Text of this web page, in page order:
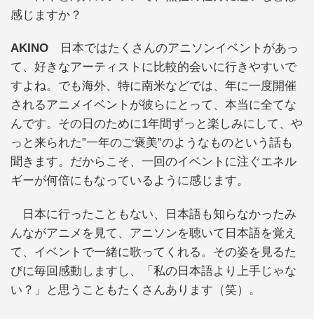
感じますか？
AKINO 日本ではたくさんのアニソンイベントがあっ
て、好きなアーティストに比較的会いに行きやすいで
すよね。でも海外、特に南米などでは、年に一度開催
されるアニメイベントが彼らにとって、本当に全てな
んです。その日のために1年間ずっと楽しみにして、や
っと来られた”一年のご褒美”のようなものという話も
聞きます。だからこそ、一回のイベントに注ぐエネル
ギーが何倍にもなっているように感じます。
日本に行ったこともない、日本語も知らなかったみ
んながアニメを見て、アニソンを聴いて日本語を覚え
て、イベントで一緒に歌ってくれる。その姿を見るた
びに毎回感動しますし、「私の日本語より上手じゃな
い？」と思うこともたくさんあります（笑）。